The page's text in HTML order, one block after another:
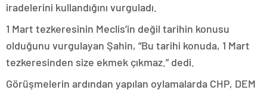
iradelerini kullandığını vurguladı.
1 Mart tezkeresinin Meclis’in değil tarihin konusu
olduğunu vurgulayan Şahin, “Bu tarihi konuda, 1 Mart
tezkeresinden size ekmek çıkmaz.” dedi.
Görüşmelerin ardından yapılan oylamalarda CHP, DEM